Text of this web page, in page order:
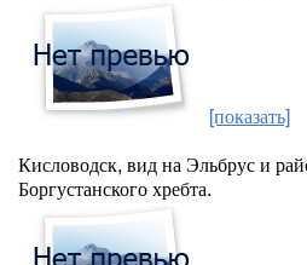
[показать]
Кисловодск, вид на Эльбрус и
Боргустанского хребта.